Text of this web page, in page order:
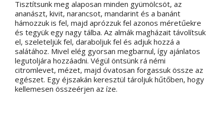
Tisztítsunk meg alaposan minden gyümölcsöt, az
ananászt, kivit, narancsot, mandarint és a banánt
hámozzuk is fel, majd aprózzuk fel azonos méretűekre
és tegyük egy nagy tálba. Az almák magházait távolítsuk
el, szeleteljük fel, daraboljuk fel és adjuk hozzá a
salátához. Mivel elég gyorsan megbarnul, így ajánlatos
legutoljára hozzáadni. Végül öntsünk rá némi
citromlevet, mézet, majd óvatosan forgassuk össze az
egészet. Egy éjszakán keresztül tároljuk hűtőben, hogy
kellemesen összeérjen az íze.